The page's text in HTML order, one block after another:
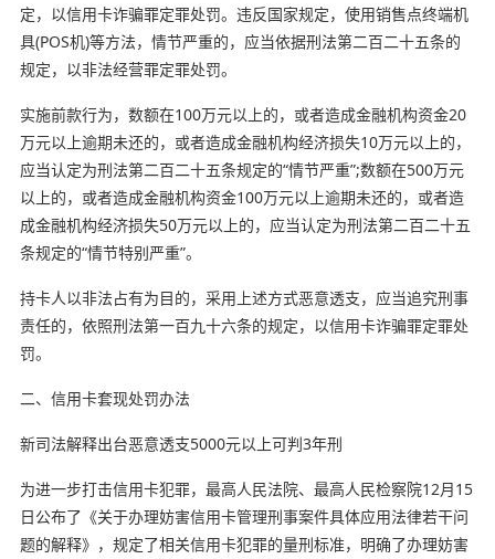
定，以信用卡诈骗罪定罪处罚。违反国家规定，使用销售点终端机
具(POS机)等方法，情节严重的，应当依据刑法第二百二十五条的
规定，以非法经营罪定罪处罚。
实施前款行为，数额在100万元以上的，或者造成金融机构资金20
万元以上逾期未还的，或者造成金融机构经济损失10万元以上的，
应当认定为刑法第二百二十五条规定的“情节严重”;数额在500万元
以上的，或者造成金融机构资金100万元以上逾期未还的，或者造
成金融机构经济损失50万元以上的，应当认定为刑法第二百二十五
条规定的“情节特别严重”。
持卡人以非法占有为目的，采用上述方式恶意透支，应当追究刑事
责任的，依照刑法第一百九十六条的规定，以信用卡诈骗罪定罪处
罚。
二、信用卡套现处罚办法
新司法解释出台恶意透支5000元以上可判3年刑
为进一步打击信用卡犯罪，最高人民法院、最高人民检察院12月15
日公布了《关于办理妨害信用卡管理刑事案件具体应用法律若干问
题的解释》，规定了相关信用卡犯罪的量刑标准，明确了办理妨害